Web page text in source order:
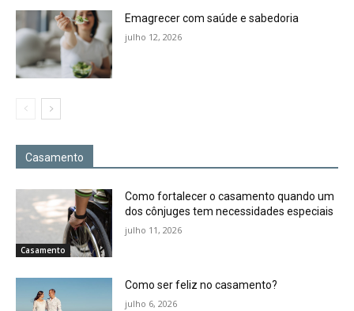
Emagrecer com saúde e sabedoria
julho 12, 2026
Casamento
Casamento
Como fortalecer o casamento quando um
dos cônjuges tem necessidades especiais
julho 11, 2026
Como ser feliz no casamento?
julho 6, 2026